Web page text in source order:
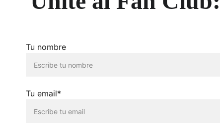
Tu nombre
Tu email*